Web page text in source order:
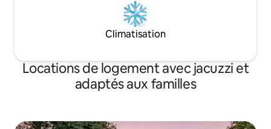
Climatisation
Locations de logement avec jacuzzi et
adaptés aux familles